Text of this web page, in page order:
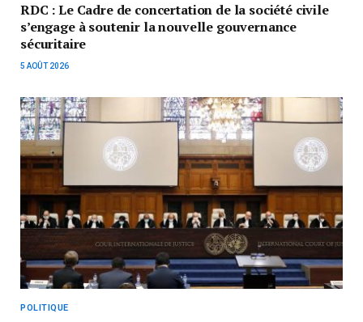
RDC : Le Cadre de concertation de la société civile
s’engage à soutenir la nouvelle gouvernance
sécuritaire
5 AOÛT 2026
POLITIQUE